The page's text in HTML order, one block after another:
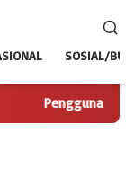
SOSIAL/
Pengguna Jalan